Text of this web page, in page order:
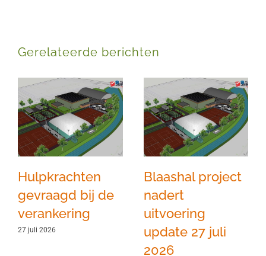
Gerelateerde berichten
Hulpkrachten
gevraagd bij de
verankering
27 juli 2026
Blaashal project
nadert
uitvoering
update 27 juli
2026